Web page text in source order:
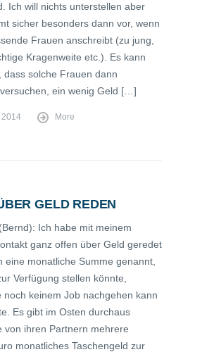
Ich will nichts unterstellen aber
sicher besonders dann vor, wenn
Frauen anschreibt (zu jung,
Kragenweite etc.). Es kann
dass solche Frauen dann
ein wenig Geld […]
2014 More
GELD REDEN
Ich habe mit meinem
ganz offen über Geld geredet
eine monatliche Summe genannt,
Verfügung stellen könnte,
noch keinem Job nachgehen kann
Es gibt im Osten durchaus
von ihren Partnern mehrere
monatliches Taschengeld zur